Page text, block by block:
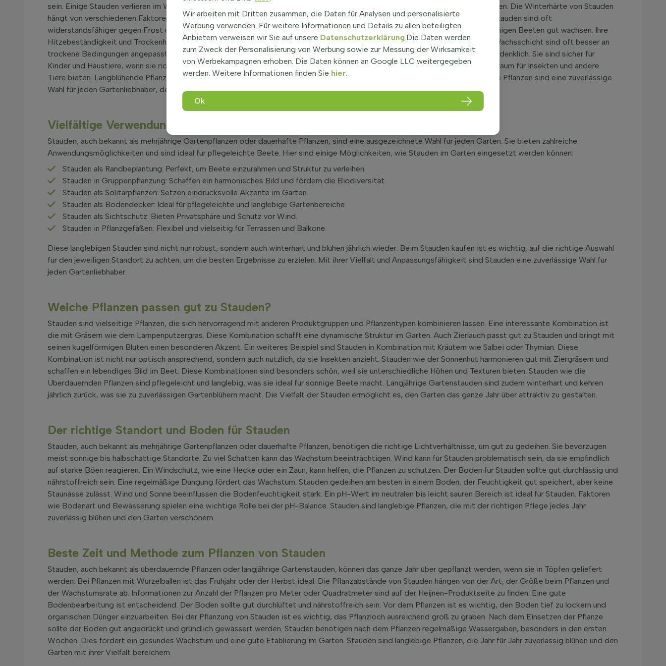
sein. Einige Stauden verlieren im Winter ihre Blätter, während andere, wie die winterharten mehrjährigen Pflanzen, ihr Laub behalten. Die Winterhärte von Stauden
hängt von verschiedenen Faktoren ab, wie der Temperatur, der Dauer der Frostperiode und den Bodenbedingungen. Robuste Stauden sind oft
widerstandsfähiger gegen Frost und können auch in windigen Lagen gedeihen. Stauden sind oft pflegeleicht und können in sonnigen Beeten gut wachsen. Ihre
Hitzebeständigkeit und Trockenheitstoleranz variieren je nach Art. Pflanzen mit tiefem Wurzelsystem oder einer schützenden Wachsschicht sind oft besser an
trockene Bedingungen angepasst. In Bezug auf die Giftigkeit sind die meisten Stauden bei normalem Gebrauch im Garten unbedenklich. Sie sind sicher für
Kinder und Haustiere, wenn sie richtig gehandhabt werden. Stauden tragen zur Biodiversität bei, indem sie Nahrung und Lebensraum für Insekten und andere
Tiere bieten. Langblühende Pflanzen unterstützen die Bestäuber und fördern ein gesundes Ökosystem im Garten. Überdauernde Pflanzen sind eine zuverlässige
Wahl für jeden Gartenliebhaber, der langlebige Stauden sucht.
Vielfältige Verwendung im Garten
Stauden, auch bekannt als mehrjährige Gartenpflanzen oder dauerhafte Pflanzen, sind eine ausgezeichnete Wahl für jeden Garten. Sie bieten zahlreiche
Anwendungsmöglichkeiten und sind ideal für pflegeleichte Beete. Hier sind einige Möglichkeiten, wie Stauden im Garten eingesetzt werden können:
Stauden als Randbeplantung: Perfekt, um Beete einzurahmen und Struktur zu verleihen.
Stauden in Gruppenpflanzung: Schaffen ein harmonisches Bild und fördern die Biodiversität.
Stauden als Solitärpflanzen: Setzen eindrucksvolle Akzente im Garten.
Stauden als Bodendecker: Ideal für pflegeleichte und langlebige Gartenbereiche.
Stauden als Sichtschutz: Bieten Privatsphäre und Schutz vor Wind.
Stauden in Pflanzgefäßen: Flexibel und vielseitig für Terrassen und Balkone.
Diese langlebigen Stauden sind nicht nur robust, sondern auch winterhart und blühen jährlich wieder. Beim Stauden kaufen ist es wichtig, auf die richtige Auswahl
für den jeweiligen Standort zu achten, um die besten Ergebnisse zu erzielen. Mit ihrer Vielfalt und Anpassungsfähigkeit sind Stauden eine zuverlässige Wahl für
jeden Gartenliebhaber.
Welche Pflanzen passen gut zu Stauden?
Stauden sind vielseitige Pflanzen, die sich hervorragend mit anderen Produktgruppen und Pflanzentypen kombinieren lassen. Eine interessante Kombination ist
die mit Gräsern wie dem Lampenputzergras. Diese Kombination schafft eine dynamische Struktur im Garten. Auch Zierlauch passt gut zu Stauden und bringt mit
seinen kugelförmigen Blüten einen besonderen Akzent. Ein weiteres Beispiel sind Stauden in Kombination mit Kräutern wie Salbei oder Thymian. Diese
Kombination ist nicht nur optisch ansprechend, sondern auch nützlich, da sie Insekten anzieht. Stauden wie der Sonnenhut harmonieren gut mit Ziergräsern und
schaffen ein lebendiges Bild im Beet. Diese Kombinationen sind besonders schön, weil sie unterschiedliche Höhen und Texturen bieten. Stauden wie die
Überdauernden Pflanzen sind pflegeleicht und langlebig, was sie ideal für sonnige Beete macht. Langjährige Gartenstauden sind zudem winterhart und kehren
jährlich zurück, was sie zu zuverlässigen Gartenblühern macht. Die Vielfalt der Stauden ermöglicht es, den Garten das ganze Jahr über attraktiv zu gestalten.
Der richtige Standort und Boden für Stauden
Stauden, auch bekannt als mehrjährige Gartenpflanzen oder dauerhafte Pflanzen, benötigen die richtige Lichtverhältnisse, um gut zu gedeihen. Sie bevorzugen
meist sonnige bis halbschattige Standorte. Zu viel Schatten kann das Wachstum beeinträchtigen. Wind kann für Stauden problematisch sein, da sie empfindlich
auf starke Böen reagieren. Ein Windschutz, wie eine Hecke oder ein Zaun, kann helfen, die Pflanzen zu schützen. Der Boden für Stauden sollte gut durchlässig und
nährstoffreich sein. Eine regelmäßige Düngung fördert das Wachstum. Stauden gedeihen am besten in einem Boden, der Feuchtigkeit gut speichert, aber keine
Staunässe zulässt. Wind und Sonne beeinflussen die Bodenfeuchtigkeit stark. Ein pH-Wert im neutralen bis leicht sauren Bereich ist ideal für Stauden. Faktoren
wie Bodenart und Bewässerung spielen eine wichtige Rolle bei der pH-Balance. Stauden sind langlebige Pflanzen, die mit der richtigen Pflege jedes Jahr
zuverlässig blühen und den Garten verschönern.
Beste Zeit und Methode zum Pflanzen von Stauden
Stauden, auch bekannt als überdauernde Pflanzen oder langjährige Gartenstauden, können das ganze Jahr über gepflanzt werden, wenn sie in Töpfen geliefert
werden. Bei Pflanzen mit Wurzelballen ist das Frühjahr oder der Herbst ideal. Die Pflanzabstände von Stauden hängen von der Art, der Größe beim Pflanzen und
der Wachstumsrate ab. Informationen zur Anzahl der Pflanzen pro Meter oder Quadratmeter sind auf der Heijnen-Produktseite zu finden. Eine gute
Bodenbearbeitung ist entscheidend. Der Boden sollte gut durchlüftet und nährstoffreich sein. Vor dem Pflanzen ist es wichtig, den Boden tief zu lockern und
organischen Dünger einzuarbeiten. Bei der Pflanzung von Stauden ist es wichtig, das Pflanzloch ausreichend groß zu graben. Nach dem Einsetzen der Pflanze
sollte der Boden gut angedrückt und gründlich gewässert werden. Stauden benötigen nach dem Pflanzen regelmäßige Wassergaben, besonders in den ersten
Wochen. Dies fördert ein gesundes Wachstum und eine gute Etablierung im Garten. Stauden sind langlebige Pflanzen, die Jahr für Jahr zuverlässig blühen und den
Garten mit ihrer Vielfalt bereichern.
Wir arbeiten mit Dritten zusammen, die Daten für Analysen und personalisierte
Werbung verwenden. Für weitere Informationen und Details zu allen beteiligten
Anbietern verweisen wir Sie auf unsere Datenschutzerklärung.Die Daten werden
zum Zweck der Personalisierung von Werbung sowie zur Messung der Wirksamkeit
von Werbekampagnen erhoben. Die Daten können an Google LLC weitergegeben
werden. Weitere Informationen finden Sie hier.
Ok